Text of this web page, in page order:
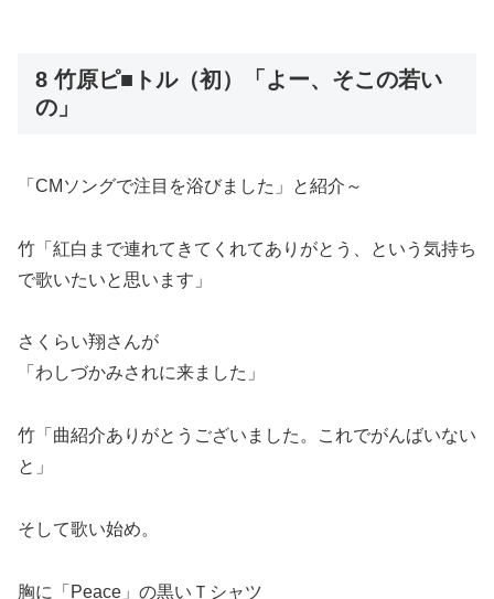
8 竹原ピ■トル（初）「よー、そこの若い
の」
「CMソングで注目を浴びました」と紹介～
竹「紅白まで連れてきてくれてありがとう、という気持ち
で歌いたいと思います」
さくらい翔さんが
「わしづかみされに来ました」
竹「曲紹介ありがとうございました。これでがんばいない
と」
そして歌い始め。
胸に「Peace」の黒いＴシャツ